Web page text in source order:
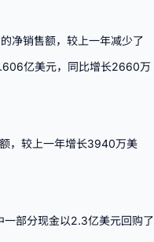
净销售额，较上一年减少了
亿美元，同比增长2660万
，较上一年增长3940万美
部分现金以2.3亿美元回购了